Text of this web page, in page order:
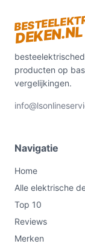
DEKEN.NL
producten op
vergelijkingen.
Navigatie
Home
Alle elektrische
Top 10
Reviews
Merken